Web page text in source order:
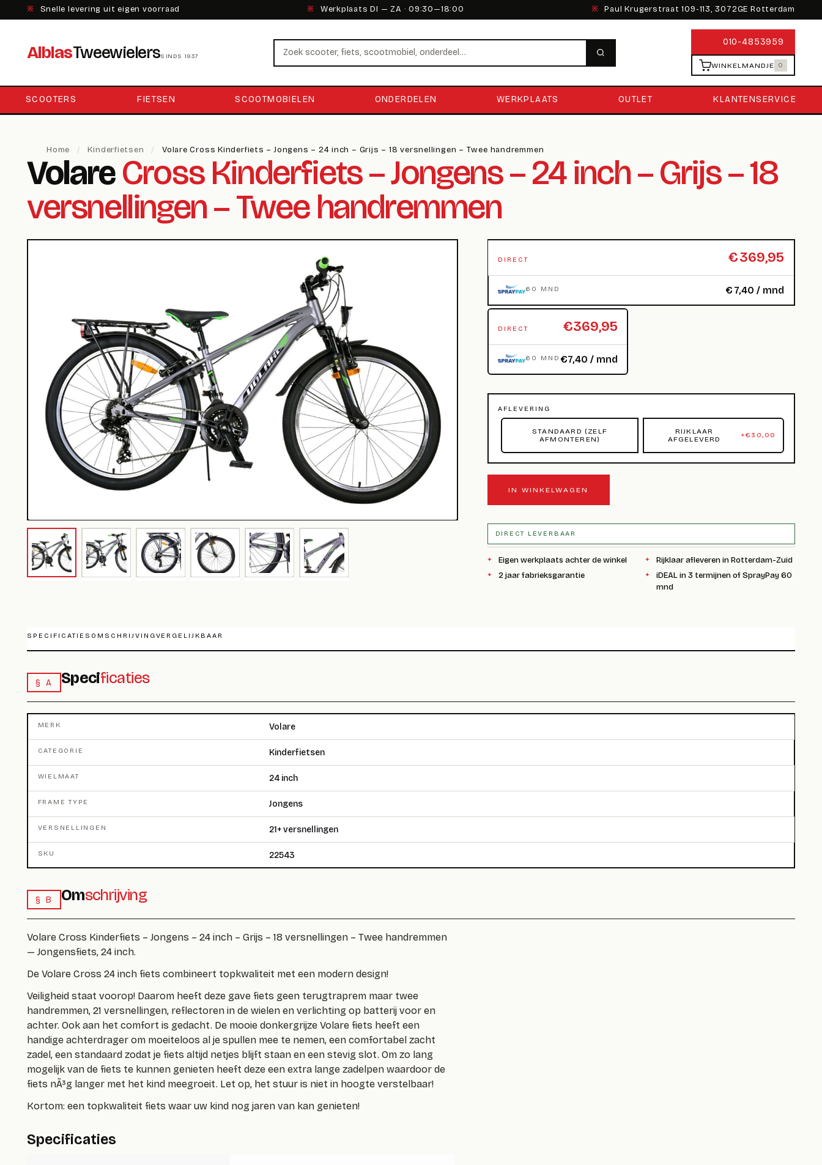
※ Snelle levering uit eigen voorraad ※ Werkplaats DI — ZA · 09:30—18:00 ※ Paul Krugerstraat 109-113, 3072GE Rotterdam
AlblasTweewielersSINDS 1937
Zoeken 010-4853959
WINKELMANDJE 0
SCOOTERS FIETSEN SCOOTMOBIELEN ONDERDELEN WERKPLAATS OUTLET KLANTENSERVICE
Home / Kinderfietsen / Volare Cross Kinderfiets – Jongens – 24 inch – Grijs – 18 versnellingen – Twee handremmen
VolareCross Kinderfiets – Jongens – 24 inch – Grijs – 18
versnellingen – Twee handremmen
DIRECT €369,95
60 MND € 7,40 / mnd
DIRECT €369,95
60 MND €7,40 / mnd
AFLEVERING
STANDAARD (ZELF
AFMONTEREN)
RIJKLAAR
AFGELEVERD
+€30,00
IN WINKELWAGEN
DIRECT LEVERBAAR
Eigen werkplaats achter de winkel
Rijklaar afleveren in Rotterdam-Zuid
2 jaar fabrieksgarantie
iDEAL in 3 termijnen of SprayPay 60
mnd
SPECIFICATIES OMSCHRIJVINGVERGELIJKBAAR
§ A Specificaties
MERK Volare
CATEGORIE Kinderfietsen
WIELMAAT 24 inch
FRAME TYPE Jongens
VERSNELLINGEN 21+ versnellingen
SKU 22543
§ B Omschrijving
Volare Cross Kinderfiets – Jongens – 24 inch – Grijs – 18 versnellingen – Twee handremmen
— Jongensfiets, 24 inch.
De Volare Cross 24 inch fiets combineert topkwaliteit met een modern design!
Veiligheid staat voorop! Daarom heeft deze gave fiets geen terugtraprem maar twee
handremmen, 21 versnellingen, reflectoren in de wielen en verlichting op batterij voor en
achter. Ook aan het comfort is gedacht. De mooie donkergrijze Volare fiets heeft een
handige achterdrager om moeiteloos al je spullen mee te nemen, een comfortabel zacht
zadel, een standaard zodat je fiets altijd netjes blijft staan en een stevig slot. Om zo lang
mogelijk van de fiets te kunnen genieten heeft deze een extra lange zadelpen waardoor de
fiets nÃ³g langer met het kind meegroeit. Let op, het stuur is niet in hoogte verstelbaar!
Kortom: een topkwaliteit fiets waar uw kind nog jaren van kan genieten!
Specificaties